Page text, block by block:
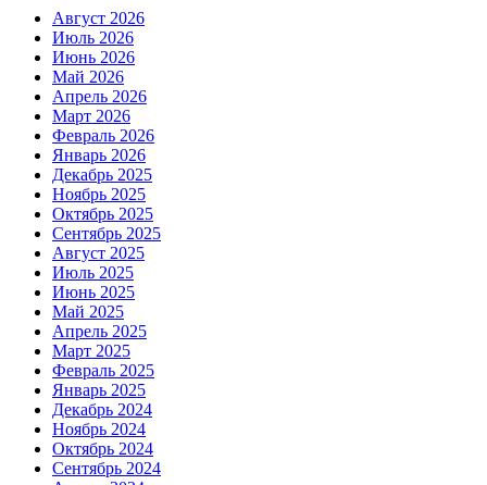
Август 2026
Июль 2026
Июнь 2026
Май 2026
Апрель 2026
Март 2026
Февраль 2026
Январь 2026
Декабрь 2025
Ноябрь 2025
Октябрь 2025
Сентябрь 2025
Август 2025
Июль 2025
Июнь 2025
Май 2025
Апрель 2025
Март 2025
Февраль 2025
Январь 2025
Декабрь 2024
Ноябрь 2024
Октябрь 2024
Сентябрь 2024